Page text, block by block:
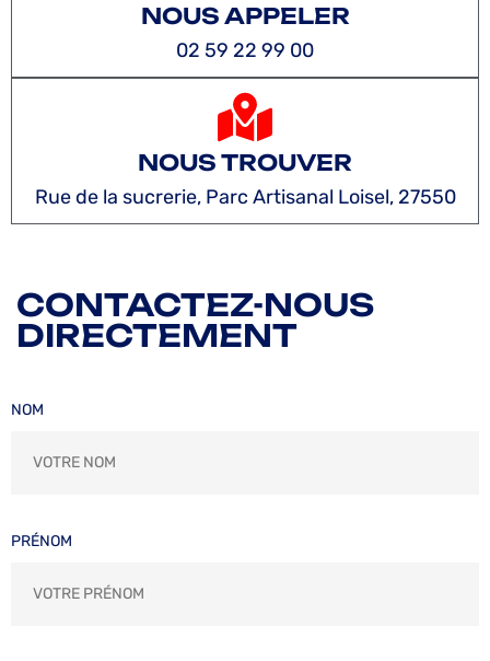
NOUS APPELER
02 59 22 99 00
NOUS TROUVER
Rue de la sucrerie, Parc Artisanal Loisel, 27550
CONTACTEZ-NOUS
DIRECTEMENT
NOM
PRÉNOM